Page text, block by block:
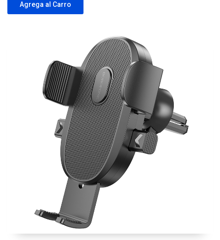
Agrega al Carro